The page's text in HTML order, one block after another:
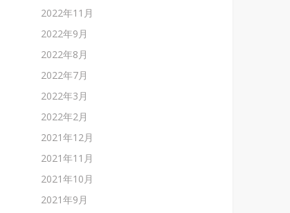
2022年11月
2022年9月
2022年8月
2022年7月
2022年3月
2022年2月
2021年12月
2021年11月
2021年10月
2021年9月